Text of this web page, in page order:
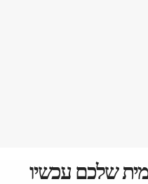
שלכם עכשיו